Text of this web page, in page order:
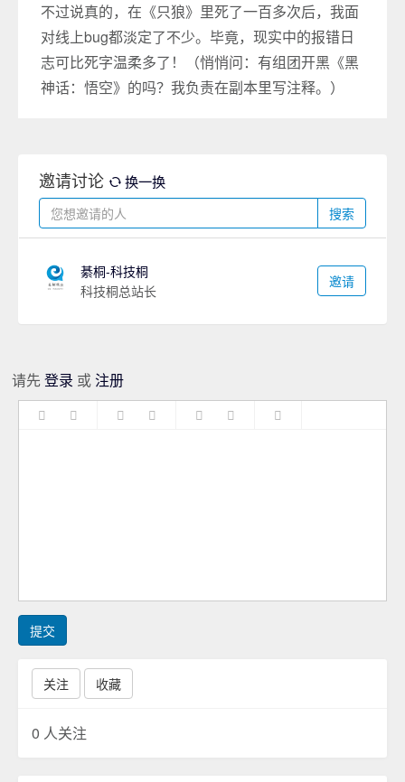
不过说真的，在《只狼》里死了一百多次后，我面
对线上bug都淡定了不少。毕竟，现实中的报错日
志可比死字温柔多了！（悄悄问：有组团开黑《黑
神话：悟空》的吗？我负责在副本里写注释。）
邀请讨论 换一换
搜索
綦桐-科技桐
科技桐总站长
邀请
请先登录 或注册
提交
关注 收藏
0 人关注